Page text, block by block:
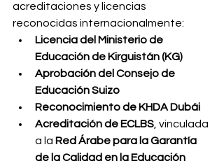
acreditaciones y licencias
reconocidas internacionalmente:
Licencia del Ministerio de
Educación de Kirguistán (KG)
Aprobación del Consejo de
Educación Suizo
Reconocimiento de KHDA Dubái
Acreditación de ECLBS , vinculada
a la Red Árabe para la Garantía
de la Calidad en la Educación